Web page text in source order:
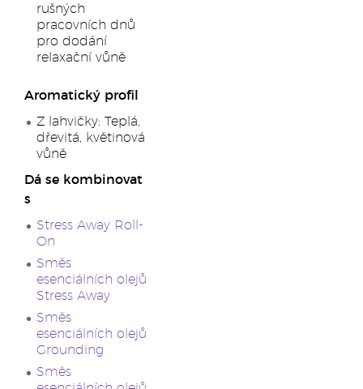
rušných
pracovních dnů
pro dodání
relaxační vůně
Aromatický profil
Z lahvičky: Teplá,
dřevitá, květinová
vůně
Dá se kombinovat
s
Stress Away Roll-
On
Směs
esenciálních olejů
Stress Away
Směs
esenciálních olejů
Grounding
Směs